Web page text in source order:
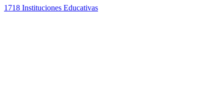
1718 Instituciones Educativas